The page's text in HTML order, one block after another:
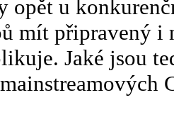
opět u
mít připravený i
Jaké jsou